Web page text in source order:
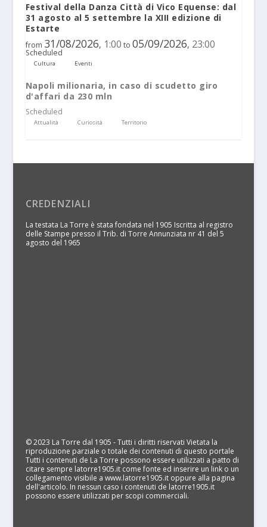
Festival della Danza Città di Vico Equense: dal
31 agosto al 5 settembre la XIII edizione di
Estarte
from 31/08/2026, 1:00 to 05/09/2026, 23:00
Scheduled
Cultura Eventi
Napoli milionaria, in caso di scudetto giro
d'affari da 230 mln
Scheduled
Attualità Curiosità Territorio
CREDENZIALI
La testata La Torre è stata fondata nel 1905 Iscritta al registro
delle Stampe presso il Trib. di Torre Annunziata nr 41 del 5
agosto del 1965
© 2023 La Torre dal 1905 - Tutti i diritti riservati Vietata la
riproduzione parziale o totale dei contenuti di questo portale
Tutti i contenuti de La Torre possono essere utilizzati a patto di
citare sempre latorre1905.it come fonte ed inserire un link o un
collegamento visibile a www.latorre1905.it oppure alla pagina
dell'articolo. In nessun caso i contenuti de latorre1905.it
possono essere utilizzati per scopi commerciali.